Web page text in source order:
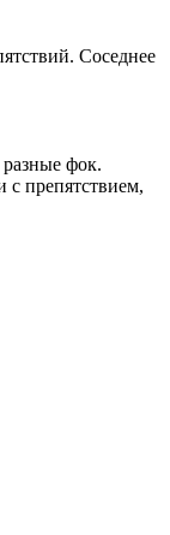
Соседнее
разные фок.
с препятствием,